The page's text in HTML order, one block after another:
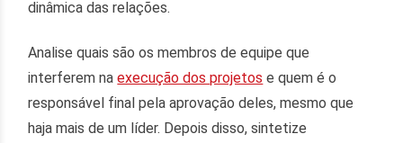
dinâmica das relações.
Analise quais são os membros de equipe que
interferem naexecução dos projetos e quem é o
responsável final pela aprovação deles, mesmo que
haja mais de um líder. Depois disso, sintetize